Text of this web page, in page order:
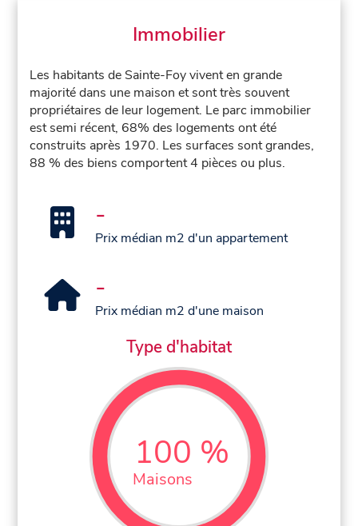
Immobilier
Les habitants de Sainte-Foy vivent en grande
majorité dans une maison et sont très souvent
propriétaires de leur logement. Le parc immobilier
est semi récent, 68% des logements ont été
construits après 1970. Les surfaces sont grandes,
88 % des biens comportent 4 pièces ou plus.
-
Prix médian m2 d'un appartement
-
Prix médian m2 d'une maison
Type d'habitat
100 %
Maisons